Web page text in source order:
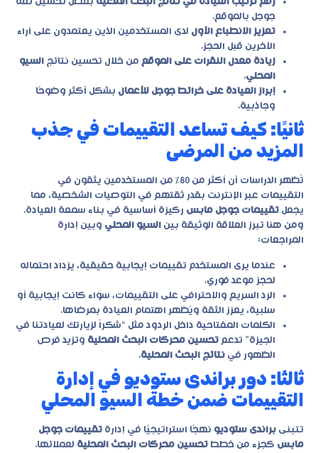
جوجل بالموقع.
تعزيز الانطباع الأول لدى المستخدمين الذين يعتمدون على آراء
الآخرين قبل الحجز.
زيادة معدل النقرات على الموقع من خلال تحسين نتائج السيو
المحلي.
إبراز العيادة على خرائط جوجل للأعمال بشكل أكثر وضوحًا
وجاذبية.
ثانيًا: كيف تساعد التقييمات في جذب
المزيد من المرضى
تُظهر الدراسات أن أكثر من 80% من المستخدمين يثقون في
التقييمات عبر الإنترنت بقدر ثقتهم في التوصيات الشخصية، مما
يجعل تقييمات جوجل مابس ركيزة أساسية في بناء سمعة العيادة.
ومن هنا تبرز العلاقة الوثيقة بين السيو المحلي وبين إدارة
المراجعات:
عندما يرى المستخدم تقييمات إيجابية حقيقية، يزداد احتماله
لحجز موعد فوري.
الرد السريع والاحترافي على التقييمات، سواء كانت إيجابية أو
سلبية، يعزز الثقة ويُظهر اهتمام العيادة بمرضاها.
الكلمات المفتاحية داخل الردود مثل “شكراً لزيارتك لعيادتنا في
الجيزة” تدعم تحسين محركات البحث المحلية وتزيد فرص
الظهور في نتائج البحث المحلية.
ثالثًا: دور براندى ستوديو في إدارة
التقييمات ضمن خطة السيو المحلي
تتبنى براندى ستوديو نهجًا استراتيجيًا في إدارة تقييمات جوجل
مابس كجزء من خطط تحسين محركات البحث المحلية لعملائها.